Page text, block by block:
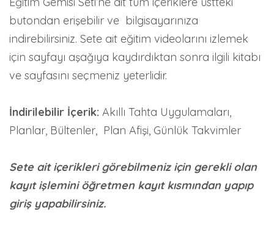
butondan erişebilir ve bilgisayarınıza
indirebilirsiniz. Sete ait eğitim videolarını izlemek
için sayfayı aşağıya kaydırdıktan sonra ilgili kitabı
ve sayfasını seçmeniz yeterlidir.
İndirilebilir İçerik: Akıllı Tahta Uygulamaları,
Planlar, Bültenler, Plan Afişi, Günlük Takvimler
Sete ait içerikleri görebilmeniz için gerekli olan
kayıt işlemini öğretmen kayıt kısmından yapıp
giriş yapabilirsiniz.